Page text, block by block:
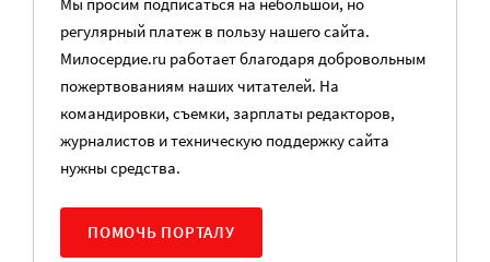
Мы просим подписаться на небольшой, но
регулярный платеж в пользу нашего сайта.
Милосердие.ru работает благодаря добровольным
пожертвованиям наших читателей. На
командировки, съемки, зарплаты редакторов,
журналистов и техническую поддержку сайта
нужны средства.
ПОМОЧЬ ПОРТАЛУ